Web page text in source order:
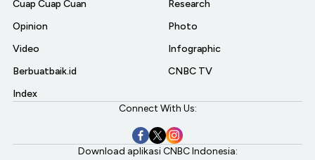
Cuap Cuap Cuan
Opinion
Video
Berbuatbaik.id
Index
Research
Photo
Infographic
CNBC TV
Connect With Us:
Download aplikasi CNBC Indonesia: